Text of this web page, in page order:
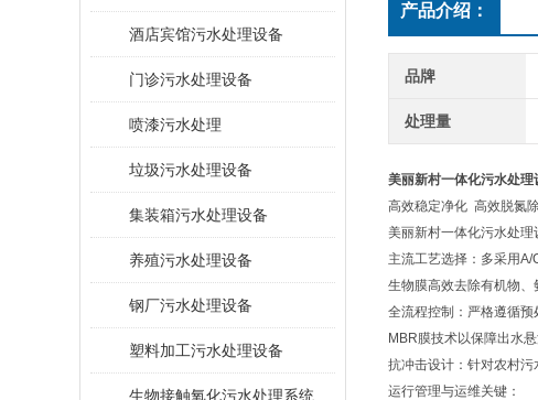
酒店宾馆污水处理设备
门诊污水处理设备
喷漆污水处理
垃圾污水处理设备
集装箱污水处理设备
养殖污水处理设备
钢厂污水处理设备
塑料加工污水处理设备
生物接触氧化污水处理系统
产品介绍：
品牌
处理量
美丽新村一体化污水处理
高效稳定净化 高效脱氮
美丽新村一体化污水处理
主流工艺选择‌：多采用‌
生物膜高效去除有机物、
全流程控制‌：严格遵循‌
MBR膜技术以保障出水悬
抗冲击设计‌：针对农村污
运行管理与运维关键：